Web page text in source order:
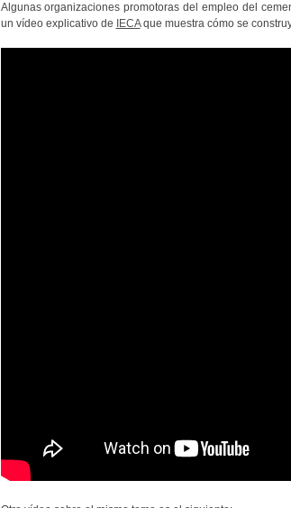
Algunas organizaciones promotoras del empleo del
un vídeo explicativo de
IECAque muestra cómo se